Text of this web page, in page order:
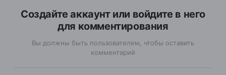
Создайте аккаунт или войдите в него
для комментирования
Вы должны быть пользователем, чтобы оставить
комментарий